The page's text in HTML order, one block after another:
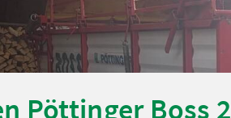
Pöttinger Boss 2